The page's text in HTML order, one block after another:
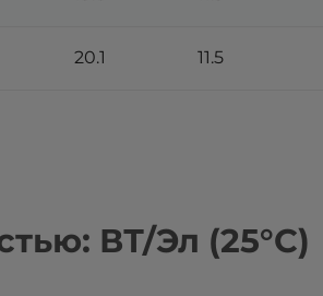
20.1 11.5
ВТ/Эл (25°С)